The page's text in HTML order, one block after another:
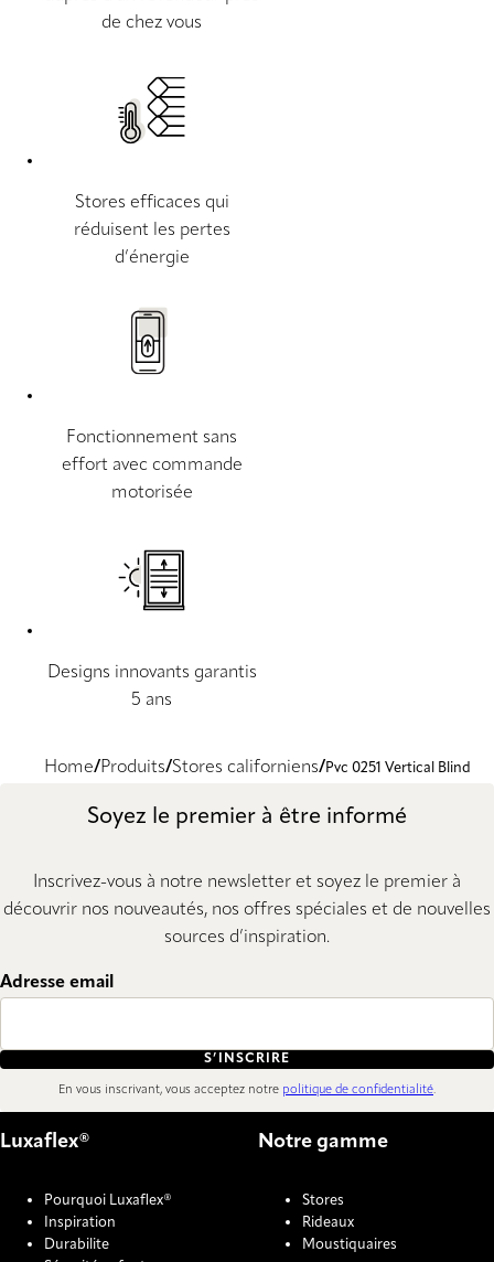
de chez vous
Stores efficaces qui
réduisent les pertes
d’énergie
Fonctionnement sans
effort avec commande
motorisée
Designs innovants garantis
5 ans
Home Produits Stores californiens Pvc 0251 Vertical Blind
Soyez le premier à être informé
Inscrivez-vous à notre newsletter et soyez le premier à
découvrir nos nouveautés, nos offres spéciales et de nouvelles
sources d’inspiration.
Adresse email
S’INSCRIRE
En vous inscrivant, vous acceptez notre politique de confidentialité.
Luxaflex®
Pourquoi Luxaflex®
Inspiration
Durabilite
Notre gamme
Stores
Rideaux
Moustiquaires